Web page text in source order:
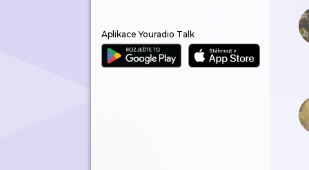
Aplikace Youradio Talk